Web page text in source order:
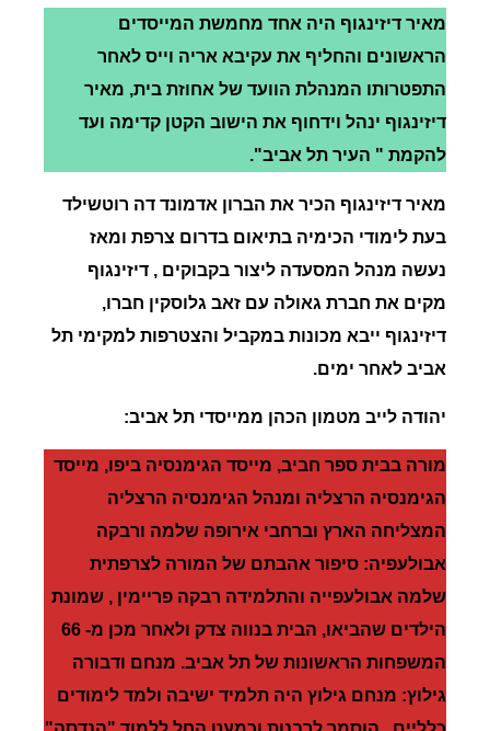
מאיר דיזינגוף היה אחד מחמשת המייסדים
הראשונים והחליף את עקיבא אריה וייס לאחר
התפטרותו המנהלת הוועד של אחוזת בית, מאיר
דיזינגוף ינהל וידחוף את הישוב הקטן קדימה ועד
להקמת " העיר תל אביב".
מאיר דיזינגוף הכיר את הברון אדמונד דה רוטשילד
בעת לימודי הכימיה בתיאום בדרום צרפת ומאז
נעשה מנהל המסעדה ליצור בקבוקים , דיזינגוף
מקים את חברת גאולה עם זאב גלוסקין חברו,
דיזינגוף ייבא מכונות במקביל והצטרפות למקימי תל
אביב לאחר ימים.
יהודה לייב מטמון הכהן ממייסדי תל אביב:
מורה בבית ספר חביב, מייסד הגימנסיה ביפו, מייסד
הגימנסיה הרצליה ומנהל הגימנסיה הרצליה
המצליחה הארץ וברחבי אירופה שלמה ורבקה
אבולעפיה: סיפור אהבתם של המורה לצרפתית
שלמה אבולעפייה והתלמידה רבקה פריימין , שמונת
הילדים שהביאו, הבית בנווה צדק ולאחר מכן מ- 66
המשפחות הראשונות של תל אביב. מנחם ודבורה
גילוץ: מנחם גילוץ היה תלמיד ישיבה ולמד לימודים